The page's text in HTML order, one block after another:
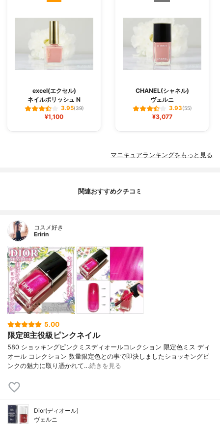
excel(エクセル)
ネイルポリッシュ N
3.95(39)
¥1,100
CHANEL(シャネル)
ヴェルニ
3.93(55)
¥3,077
マニキュアランキングをもっと見る
関連おすすめクチコミ
コスメ好き
Eririn
5.00
限定ꕤ主役級ピンクネイル
580 ショッキングピンクミスディオールコレクション 限定色ミス ディ
オール コレクション 数量限定色との事で即決しましたショッキングピ
ンクの魅力に取り憑かれて…続きを見る
Dior(ディオール)
ヴェルニ